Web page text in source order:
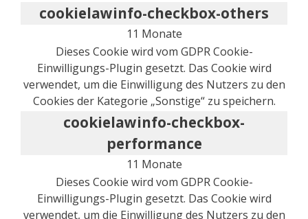
cookielawinfo-checkbox-others
11 Monate
Dieses Cookie wird vom GDPR Cookie-
Einwilligungs-Plugin gesetzt. Das Cookie wird
verwendet, um die Einwilligung des Nutzers zu den
Cookies der Kategorie „Sonstige“ zu speichern.
cookielawinfo-checkbox-
performance
11 Monate
Dieses Cookie wird vom GDPR Cookie-
Einwilligungs-Plugin gesetzt. Das Cookie wird
verwendet, um die Einwilligung des Nutzers zu den